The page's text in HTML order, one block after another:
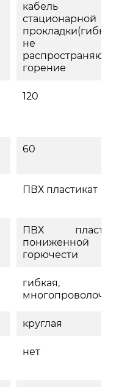
кабель
стационарной
не
горение
120
60
ПВХ пластикат
ПВХ
пониженной
горючести
гибкая,
круглая
нет